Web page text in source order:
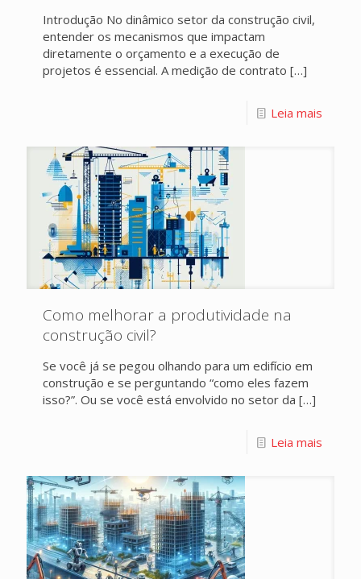
Introdução No dinâmico setor da construção civil,
entender os mecanismos que impactam
diretamente o orçamento e a execução de
projetos é essencial. A medição de contrato […]
Leia mais
Como melhorar a produtividade na
construção civil?
Se você já se pegou olhando para um edifício em
construção e se perguntando “como eles fazem
isso?”. Ou se você está envolvido no setor da […]
Leia mais